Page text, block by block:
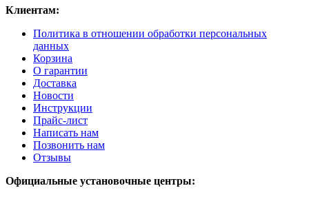
Клиентам:
Политика в отношении обработки персональных
данных
Корзина
О гарантии
Доставка
Новости
Инструкции
Прайс-лист
Написать нам
Позвонить нам
Отзывы
Официальные установочные центры: